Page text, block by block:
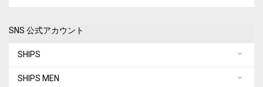
SNS 公式アカウント
SHIPS
SHIPS MEN